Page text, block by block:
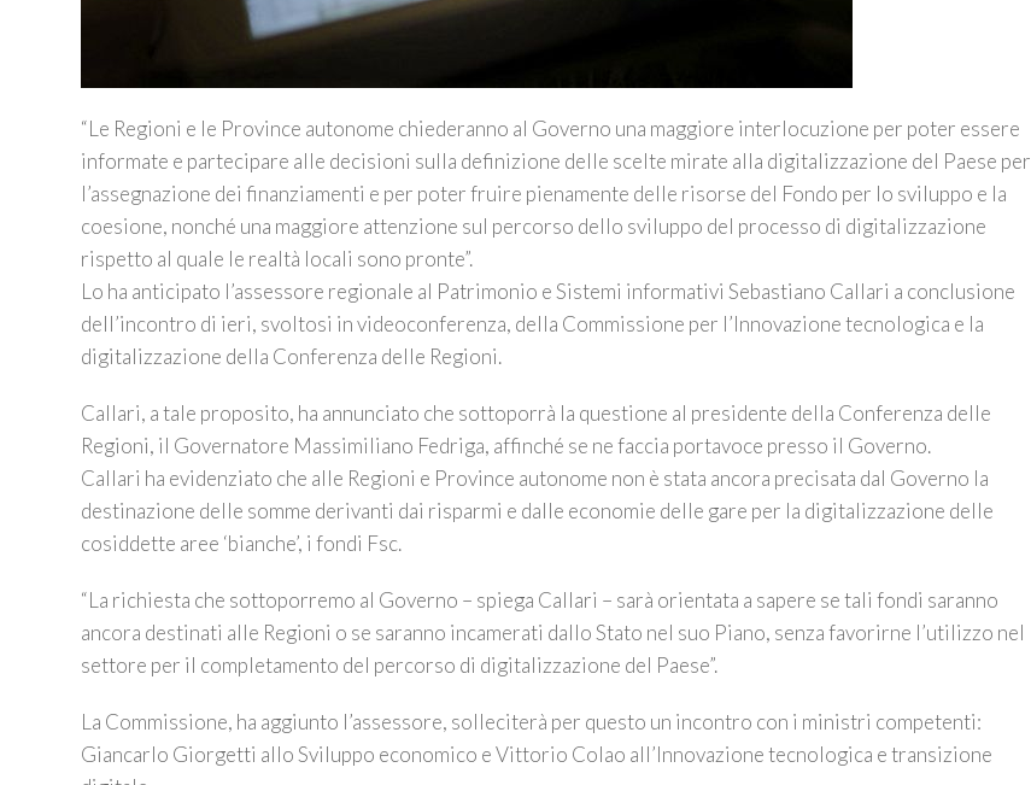
“Le Regioni e le Province autonome chiederanno al Governo una maggiore interlocuzione per poter essere
informate e partecipare alle decisioni sulla definizione delle scelte mirate alla digitalizzazione del Paese per
l’assegnazione dei finanziamenti e per poter fruire pienamente delle risorse del Fondo per lo sviluppo e la
coesione, nonché una maggiore attenzione sul percorso dello sviluppo del processo di digitalizzazione
rispetto al quale le realtà locali sono pronte”.
Lo ha anticipato l’assessore regionale al Patrimonio e Sistemi informativi Sebastiano Callari a conclusione
dell’incontro di ieri, svoltosi in videoconferenza, della Commissione per l’Innovazione tecnologica e la
digitalizzazione della Conferenza delle Regioni.
Callari, a tale proposito, ha annunciato che sottoporrà la questione al presidente della Conferenza delle
Regioni, il Governatore Massimiliano Fedriga, affinché se ne faccia portavoce presso il Governo.
Callari ha evidenziato che alle Regioni e Province autonome non è stata ancora precisata dal Governo la
destinazione delle somme derivanti dai risparmi e dalle economie delle gare per la digitalizzazione delle
cosiddette aree ‘bianche’, i fondi Fsc.
“La richiesta che sottoporremo al Governo – spiega Callari – sarà orientata a sapere se tali fondi saranno
ancora destinati alle Regioni o se saranno incamerati dallo Stato nel suo Piano, senza favorirne l’utilizzo nel
settore per il completamento del percorso di digitalizzazione del Paese”.
La Commissione, ha aggiunto l’assessore, solleciterà per questo un incontro con i ministri competenti:
Giancarlo Giorgetti allo Sviluppo economico e Vittorio Colao all’Innovazione tecnologica e transizione